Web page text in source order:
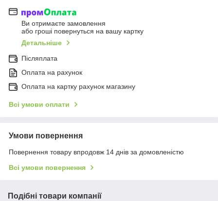
Ви отримаєте замовлення
або гроші повернуться на вашу картку
Детальніше
Післяплата
Оплата на рахунок
Оплата на картку рахунок магазину
Всі умови оплати
Умови повернення
Повернення товару впродовж 14 днів за домовленістю
Всі умови повернення
Подібні товари компанії